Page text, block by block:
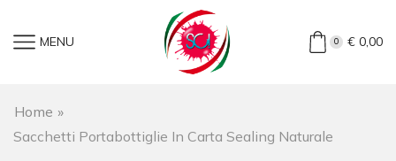
MENU 0 €0,00
Home »
Sacchetti Portabottiglie In Carta Sealing Naturale